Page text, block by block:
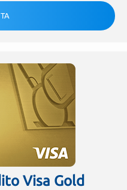
Visa Gold